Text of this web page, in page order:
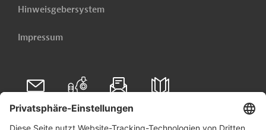
Hinweisgebersystem
Impressum